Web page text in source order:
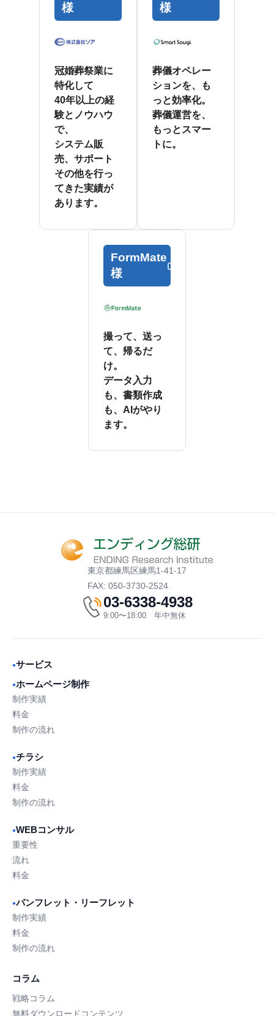
様
冠婚葬祭業に
特化して
40年以上の経
験とノウハウ
で、
システム販
売、サポート
その他を行っ
てきた実績が
あります。
様
葬儀オペレー
ションを、も
っと効率化。
葬儀運営を、
もっとスマー
トに。
FormMate
様
撮って、送っ
て、帰るだ
け。
データ入力
も、書類作成
も、AIがやり
ます。
東京都練馬区練馬1-41-17
FAX: 050-3730-2524
03-6338-4938
9:00〜18:00 年中無休
●サービス
●ホームページ制作
制作実績
料金
制作の流れ
●チラシ
制作実績
料金
制作の流れ
●WEBコンサル
重要性
流れ
料金
●パンフレット・リーフレット
制作実績
料金
制作の流れ
コラム
戦略コラム
無料ダウンロードコンテンツ